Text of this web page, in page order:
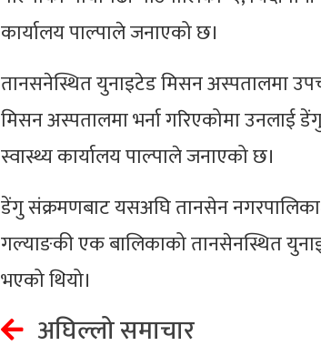
कार्यालय पाल्पाले जनाएको छ।
तानसनेस्थित युनाइटेड मिसन अस्पतालमा
मिसन अस्पतालमा भर्ना गरिएकोमा उनलाई
स्वास्थ्य कार्यालय पाल्पाले जनाएको छ।
डेंगु संक्रमणबाट यसअघि तानसेन
गल्याङकी एक बालिकाको तानसेनस्थित
भएको थियो।
अघिल्लो समाचार